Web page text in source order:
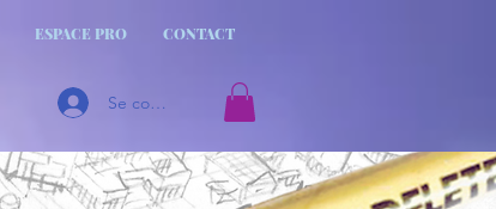
ESPACE PRO CONTACT
Se connecter